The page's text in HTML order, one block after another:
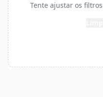
Tente ajustar os